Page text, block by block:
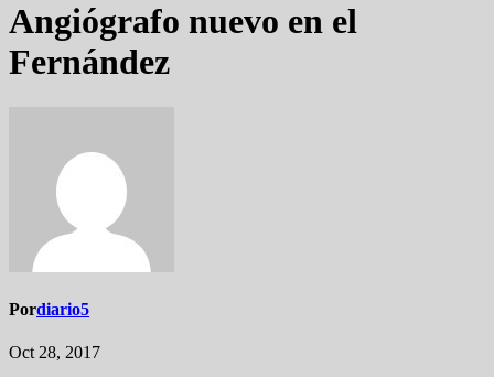
Angiógrafo nuevo en el
Fernández
Pordiario5
Oct 28, 2017